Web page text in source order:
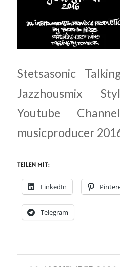
Stetsasonic
Jazzhousmix
Youtube
musicproducer
Teilen mit:
LinkedIn
Telegram